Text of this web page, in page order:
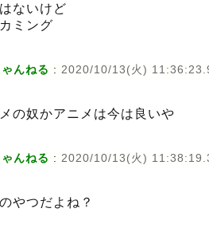
ないけど
ミング
んねる : 2020/10/13(火)
の奴かアニメは今は良いや
んねる : 2020/10/13(火)
やつだよね？